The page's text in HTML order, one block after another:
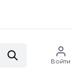
Войти